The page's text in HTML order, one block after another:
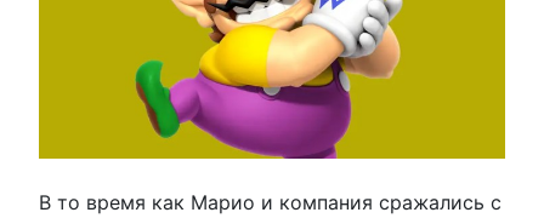
В то время как Марио и компания сражались с